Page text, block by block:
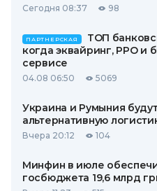
Сегодня 08:37 98
ПАРТНЕРСКАЯ
ТОП
когда эквайринг, РРО и
сервисе
04.08 06:50 5069
Украина и Румыния
альтернативную
Вчера 20:12 104
Минфин в июле
госбюджета 19,6 млрд